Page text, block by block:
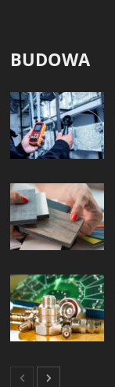
BUDOWA